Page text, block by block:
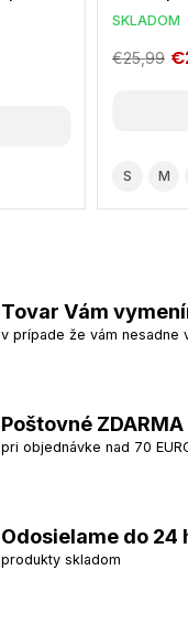
SKLADOM
€25,99
S M
Tovar Vám
v prípade že vám nesadne
Poštovné ZDARMA
pri objednávke nad 70
Odosielame do 24
produkty skladom